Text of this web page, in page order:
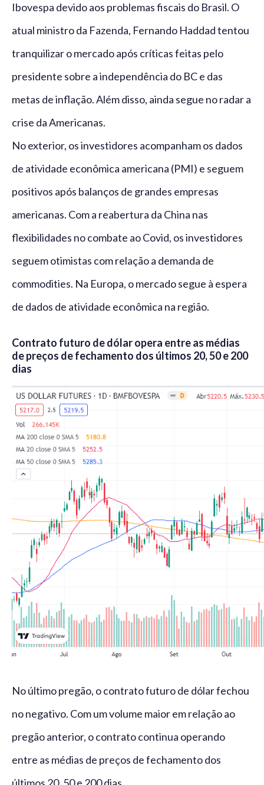
Ibovespa devido aos problemas fiscais do Brasil. O
atual ministro da Fazenda, Fernando Haddad tentou
tranquilizar o mercado após críticas feitas pelo
presidente sobre a independência do BC e das
metas de inflação. Além disso, ainda segue no radar a
crise da Americanas.
No exterior, os investidores acompanham os dados
de atividade econômica americana (PMI) e seguem
positivos após balanços de grandes empresas
americanas. Com a reabertura da China nas
flexibilidades no combate ao Covid, os investidores
seguem otimistas com relação a demanda de
commodities. Na Europa, o mercado segue à espera
de dados de atividade econômica na região.
Contrato futuro de dólar opera entre as médias
de preços de fechamento dos últimos 20, 50 e 200
dias
No último pregão, o contrato futuro de dólar fechou
no negativo. Com um volume maior em relação ao
pregão anterior, o contrato continua operando
entre as médias de preços de fechamento dos